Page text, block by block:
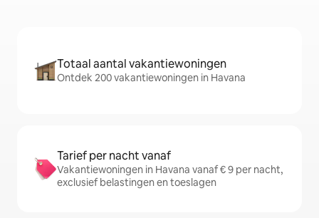
Totaal aantal vakantiewoningen
Ontdek 200 vakantiewoningen in Havana
Tarief per nacht vanaf
Vakantiewoningen in Havana vanaf € 9 per nacht,
exclusief belastingen en toeslagen